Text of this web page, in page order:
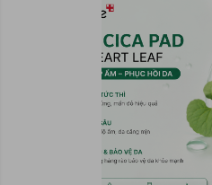
Lipstician Lip Serum
dụng nổi bật của sản
đây nhé !